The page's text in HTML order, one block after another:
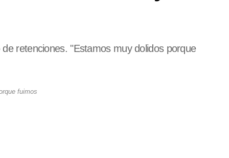
retenciones. "Estamos muy dolidos porque
fuimos